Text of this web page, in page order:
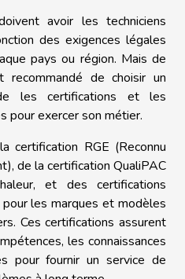
avoir les techniciens
des exigences légales
pays ou région. Mais de
recommandé de choisir un
les certifications et les
pour exercer son métier.
certification RGE (Reconnu
de la certification QualiPAC
et des certifications
les marques et modèles
Ces certifications assurent
les connaissances
pour fournir un service de